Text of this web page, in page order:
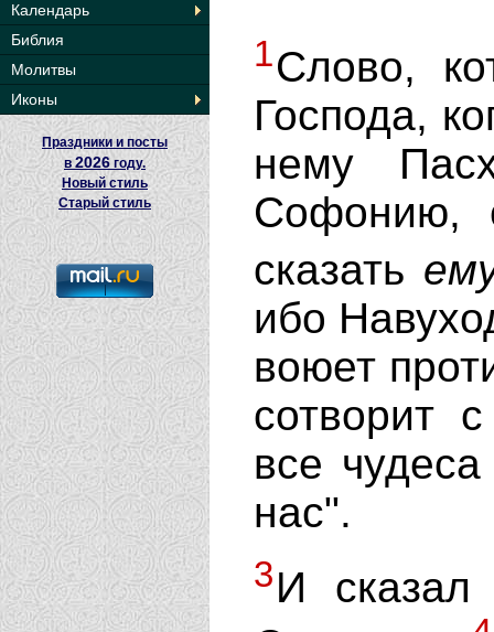
Календарь
Библия
Молитвы
Иконы
Праздники и посты
в2026 году.
Новый стиль
Старый стиль
1Слово,
Господа,
нему
Софонию,
сказать
ибо
воюет
сотворит
все
нас".
3И